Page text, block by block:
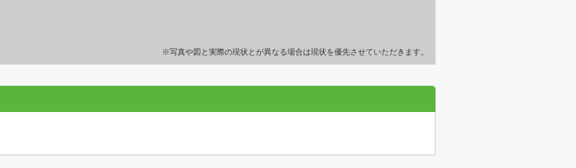
※写真や図と実際の現状とが異なる場合は現状を優先させていただきます。